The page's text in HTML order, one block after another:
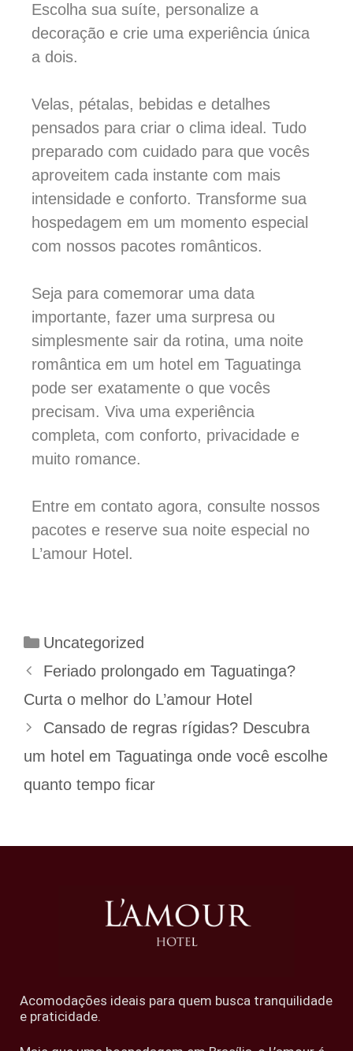
Escolha sua suíte, personalize a
decoração e crie uma experiência única
a dois.
Velas, pétalas, bebidas e detalhes
pensados para criar o clima ideal. Tudo
preparado com cuidado para que vocês
aproveitem cada instante com mais
intensidade e conforto. Transforme sua
hospedagem em um momento especial
com nossos pacotes românticos.
Seja para comemorar uma data
importante, fazer uma surpresa ou
simplesmente sair da rotina, uma noite
romântica em um hotel em Taguatinga
pode ser exatamente o que vocês
precisam. Viva uma experiência
completa, com conforto, privacidade e
muito romance.
Entre em contato agora, consulte nossos
pacotes e reserve sua noite especial no
L’amour Hotel.
Uncategorized
Feriado prolongado em Taguatinga?
Curta o melhor do L’amour Hotel
Cansado de regras rígidas? Descubra
um hotel em Taguatinga onde você escolhe
quanto tempo ficar
Acomodações ideais para quem busca tranquilidade
e praticidade.